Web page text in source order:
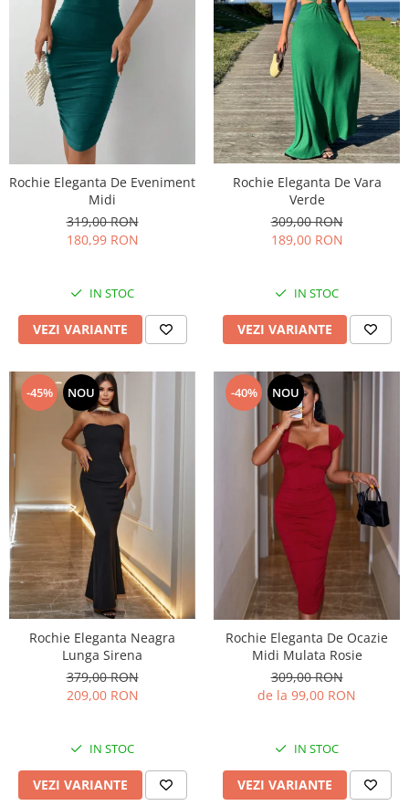
Rochie Eleganta De Eveniment
Midi
319,00 RON
180,99 RON
IN STOC
VEZI VARIANTE
Rochie Eleganta De Vara
Verde
309,00 RON
189,00 RON
IN STOC
VEZI VARIANTE
-45% NOU
Rochie Eleganta Neagra
Lunga Sirena
379,00 RON
209,00 RON
IN STOC
VEZI VARIANTE
-40% NOU
Rochie Eleganta De Ocazie
Midi Mulata Rosie
309,00 RON
de la 99,00 RON
IN STOC
VEZI VARIANTE